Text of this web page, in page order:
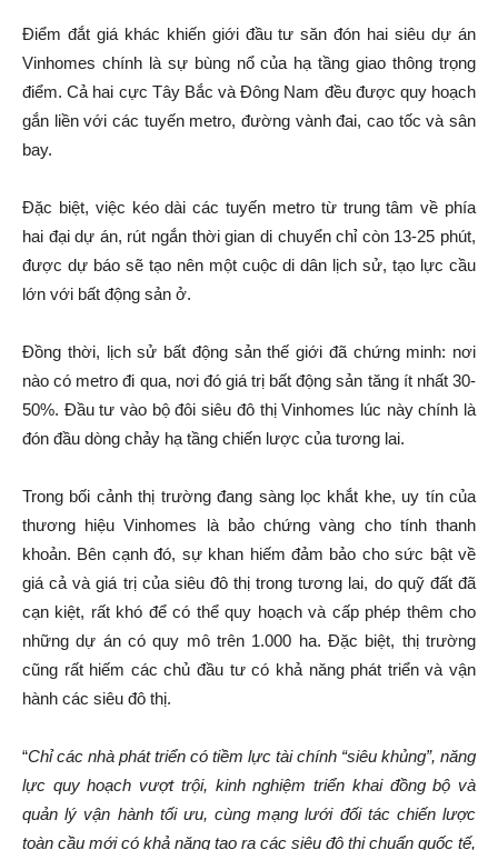
Điểm đắt giá khác khiến giới đầu tư săn đón hai siêu dự án
Vinhomes chính là sự bùng nổ của hạ tầng giao thông trọng
điểm. Cả hai cực Tây Bắc và Đông Nam đều được quy hoạch
gắn liền với các tuyến metro, đường vành đai, cao tốc và sân
bay.
Đặc biệt, việc kéo dài các tuyến metro từ trung tâm về phía
hai đại dự án, rút ngắn thời gian di chuyển chỉ còn 13-25 phút,
được dự báo sẽ tạo nên một cuộc di dân lịch sử, tạo lực cầu
lớn với bất động sản ở.
Đồng thời, lịch sử bất động sản thế giới đã chứng minh: nơi
nào có metro đi qua, nơi đó giá trị bất động sản tăng ít nhất 30-
50%. Đầu tư vào bộ đôi siêu đô thị Vinhomes lúc này chính là
đón đầu dòng chảy hạ tầng chiến lược của tương lai.
Trong bối cảnh thị trường đang sàng lọc khắt khe, uy tín của
thương hiệu Vinhomes là bảo chứng vàng cho tính thanh
khoản. Bên cạnh đó, sự khan hiếm đảm bảo cho sức bật về
giá cả và giá trị của siêu đô thị trong tương lai, do quỹ đất đã
cạn kiệt, rất khó để có thể quy hoạch và cấp phép thêm cho
những dự án có quy mô trên 1.000 ha. Đặc biệt, thị trường
cũng rất hiếm các chủ đầu tư có khả năng phát triển và vận
hành các siêu đô thị.
“Chỉ các nhà phát triển có tiềm lực tài chính “siêu khủng”, năng
lực quy hoạch vượt trội, kinh nghiệm triển khai đồng bộ và
quản lý vận hành tối ưu, cùng mạng lưới đối tác chiến lược
toàn cầu mới có khả năng tạo ra các siêu đô thị chuẩn quốc tế,